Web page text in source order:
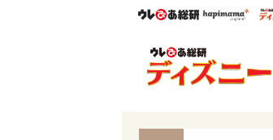
ウレぴあ総研
ハ